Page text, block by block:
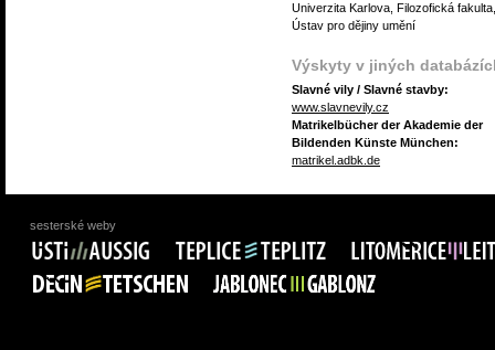
Univerzita Karlova, Filozofická fakulta,
Ústav pro dějiny umění
Výskyty v jiných
Slavné vily / Slavné stavby:
www.slavnevily.cz
Matrikelbücher der Akademie der
Bildenden Künste München:
matrikel.adbk.de
sesterské weby